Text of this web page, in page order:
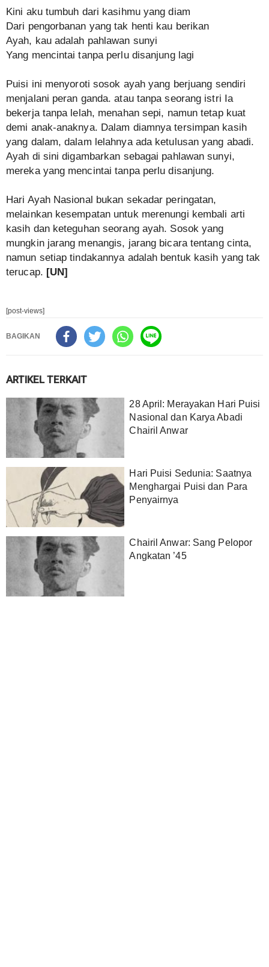
Kini aku tumbuh dari kasihmu yang diam
Dari pengorbanan yang tak henti kau berikan
Ayah, kau adalah pahlawan sunyi
Yang mencintai tanpa perlu disanjung lagi
Puisi ini menyoroti sosok ayah yang berjuang sendiri
menjalani peran ganda. atau tanpa seorang istri Ia
bekerja tanpa lelah, menahan sepi, namun tetap kuat
demi anak-anaknya. Dalam diamnya tersimpan kasih
yang dalam, dalam lelahnya ada ketulusan yang abadi.
Ayah di sini digambarkan sebagai pahlawan sunyi,
mereka yang mencintai tanpa perlu disanjung.
Hari Ayah Nasional bukan sekadar peringatan,
melainkan kesempatan untuk merenungi kembali arti
kasih dan keteguhan seorang ayah. Sosok yang
mungkin jarang menangis, jarang bicara tentang cinta,
namun setiap tindakannya adalah bentuk kasih yang tak
terucap. [UN]
[post-views]
BAGIKAN
ARTIKEL TERKAIT
28 April: Merayakan Hari Puisi
Nasional dan Karya Abadi
Chairil Anwar
Hari Puisi Sedunia: Saatnya
Menghargai Puisi dan Para
Penyairnya
Chairil Anwar: Sang Pelopor
Angkatan ’45